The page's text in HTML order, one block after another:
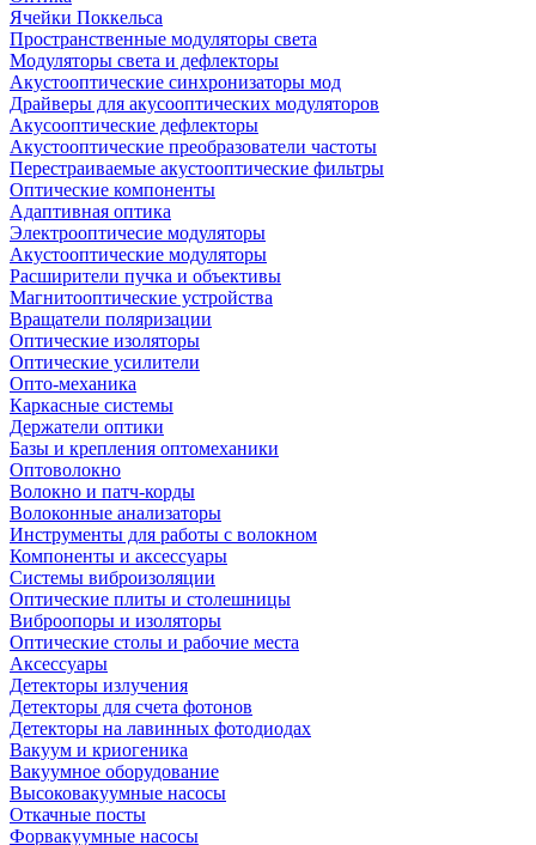
Ячейки Поккельса
Пространственные модуляторы света
Модуляторы света и дефлекторы
Акустооптические синхронизаторы мод
Драйверы для акусооптических модуляторов
Акусооптические дефлекторы
Акустооптические преобразователи частоты
Перестраиваемые акустооптические фильтры
Оптические компоненты
Адаптивная оптика
Электрооптичесие модуляторы
Акустооптические модуляторы
Расширители пучка и объективы
Магнитооптические устройства
Вращатели поляризации
Оптические изоляторы
Оптические усилители
Опто-механика
Каркасные системы
Держатели оптики
Базы и крепления оптомеханики
Оптоволокно
Волокно и патч-корды
Волоконные анализаторы
Инструменты для работы с волокном
Компоненты и аксессуары
Системы виброизоляции
Оптические плиты и столешницы
Виброопоры и изоляторы
Оптические столы и рабочие места
Аксессуары
Детекторы излучения
Детекторы для счета фотонов
Детекторы на лавинных фотодиодах
Вакуум и криогеника
Вакуумное оборудование
Высоковакуумные насосы
Откачные посты
Форвакуумные насосы